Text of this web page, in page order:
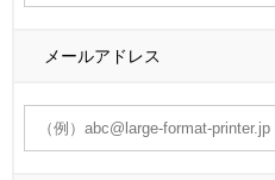
メールアドレス